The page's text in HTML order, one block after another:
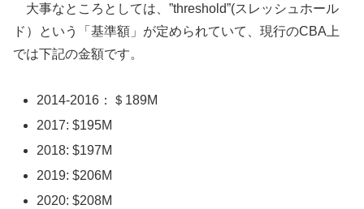
大事なところとしては、”threshold”(スレッシュホール
ド）という「基準額」が定められていて、現行のCBA上
では下記の金額です。
2014-2016：＄189M
2017: $195M
2018: $197M
2019: $206M
2020: $208M